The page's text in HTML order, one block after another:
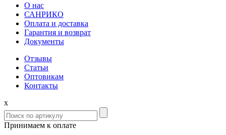
О нас
САНРИКО
Оплата и доставка
Гарантия и возврат
Документы
Отзывы
Статьи
Оптовикам
Контакты
x
Принимаем к оплате